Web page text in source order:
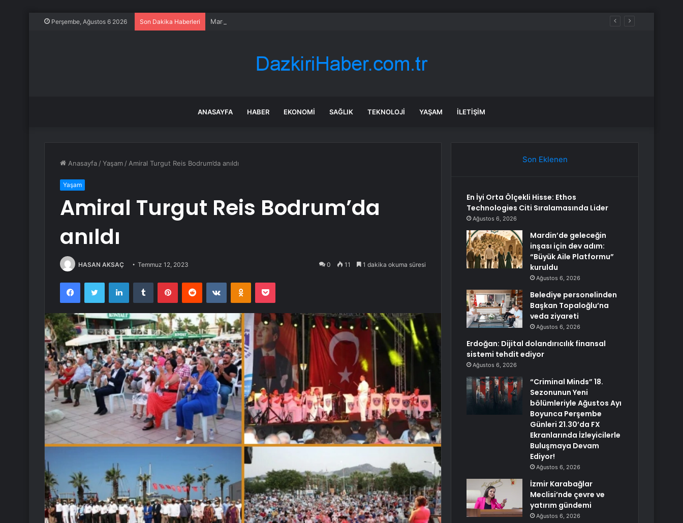
Perşembe, Ağustos 6 2026 Son Dakika Haberleri Mardin’de geleceğin inşası için dev adım: “Büyük Aile Platformu” kuruldu
ANASAYFA HABER EKONOMI SAĞLIK TEKNOLOJI YAŞAM İLETIŞIM
Anasayfa /Yaşam / Amiral Turgut Reis Bodrum’da anıldı
Yaşam
Amiral Turgut Reis Bodrum’da
anıldı
HASAN AKSAÇ Temmuz 12, 2023 0 11 1 dakika okuma süresi
FacebookTwitter LinkedInTumblr PinterestReddit VKontakteOdnoklassniki
Pocket
Son Eklenen
En İyi Orta Ölçekli Hisse: Ethos
Technologies Citi Sıralamasında Lider
Ağustos 6, 2026
Mardin’de geleceğin
inşası için dev adım:
“Büyük Aile Platformu”
kuruldu
Ağustos 6, 2026
Belediye personelinden
Başkan Topaloğlu’na
veda ziyareti
Ağustos 6, 2026
Erdoğan: Dijital dolandırıcılık finansal
sistemi tehdit ediyor
Ağustos 6, 2026
“Criminal Minds” 18.
Sezonunun Yeni
bölümleriyle Ağustos Ayı
Boyunca Perşembe
Günleri 21.30’da FX
Ekranlarında İzleyicilerle
Buluşmaya Devam
Ediyor!
Ağustos 6, 2026
İzmir Karabağlar
Meclisi’nde çevre ve
yatırım gündemi
Ağustos 6, 2026